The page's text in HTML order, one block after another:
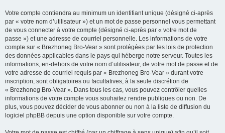
Votre compte contiendra au minimum un identifiant unique (désigné ci-après
par « votre nom d’utilisateur ») et un mot de passe personnel vous permettant
de vous connecter à votre compte (désigné ci-après par « votre mot de
passe ») et une adresse de courriel personnelle. Les informations de votre
compte sur « Brezhoneg Bro-Vear » sont protégées par les lois de protection
des données applicables dans le pays qui héberge notre serveur. Toutes les
informations, en-dehors de votre nom d’utilisateur, de votre mot de passe et de
votre adresse de courriel requis par « Brezhoneg Bro-Vear » durant votre
inscription, sont obligatoires ou facultatives, à la seule discrétion de
« Brezhoneg Bro-Vear ». Dans tous les cas, vous pouvez contrôler quelles
informations de votre compte vous souhaitez rendre publiques ou non. De
plus, vous pouvez décider de vous abonner ou non à la liste de diffusion du
logiciel phpBB depuis une option disponible sur votre compte.